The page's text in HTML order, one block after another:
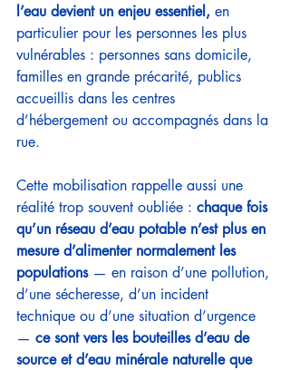
l’eau devient un enjeu essentiel, en
particulier pour les personnes les plus
vulnérables : personnes sans domicile,
familles en grande précarité, publics
accueillis dans les centres
d’hébergement ou accompagnés dans la
rue.
Cette mobilisation rappelle aussi une
réalité trop souvent oubliée : chaque fois
qu’un réseau d’eau potable n’est plus en
mesure d’alimenter normalement les
populations — en raison d’une pollution,
d’une sécheresse, d’un incident
technique ou d’une situation d’urgence
— ce sont vers les bouteilles d’eau de
source et d’eau minérale naturelle que